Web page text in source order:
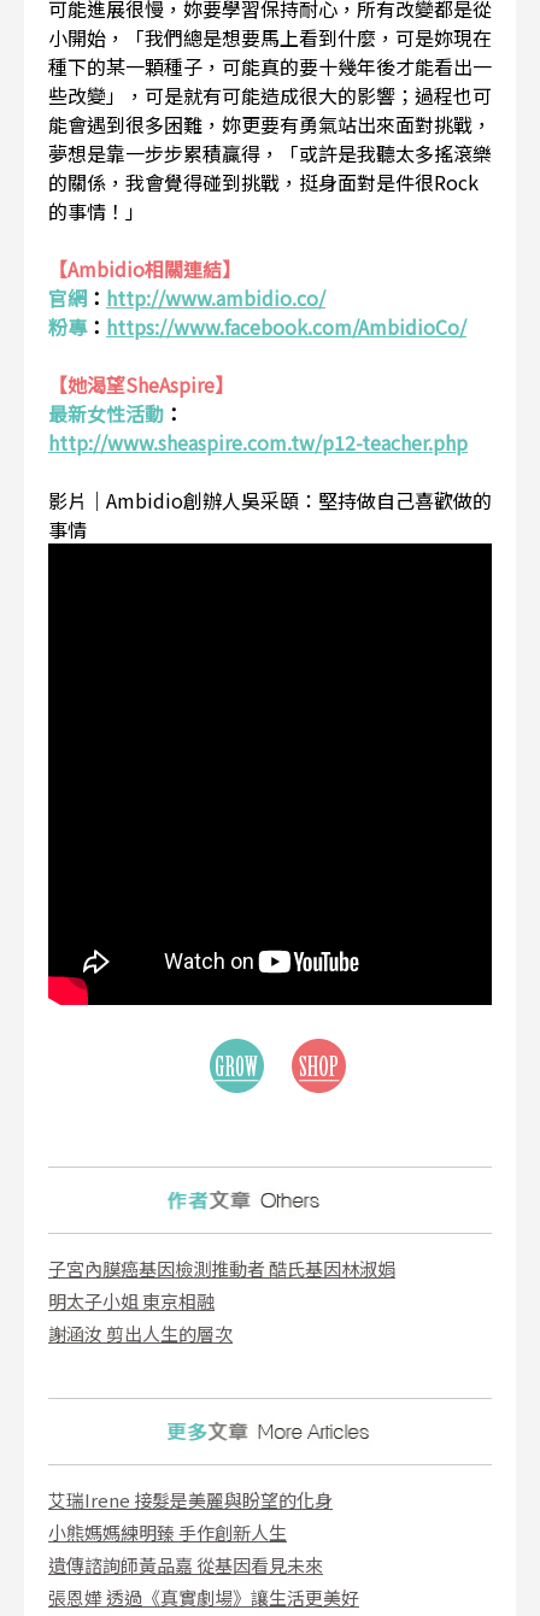
可能進展很慢，妳要學習保持耐心，所有改變都是從
小開始，「我們總是想要馬上看到什麼，可是妳現在
種下的某一顆種子，可能真的要十幾年後才能看出一
些改變」，可是就有可能造成很大的影響；過程也可
能會遇到很多困難，妳更要有勇氣站出來面對挑戰，
夢想是靠一步步累積贏得，「或許是我聽太多搖滾樂
的關係，我會覺得碰到挑戰，挺身面對是件很Rock
的事情！」
【Ambidio相關連結】
官網 ： http://www.ambidio.co/
粉專： https://www.facebook.com/AmbidioCo/
【她渴望SheAspire】
最新女性活動 ：
http://www.sheaspire.com.tw/p12-teacher.php
影片｜Ambidio創辦人吳采頤：堅持做自己喜歡做的
事情
子宮內膜癌基因檢測推動者 酷氏基因林淑娟
明太子小姐 東京相融
謝涵汝 剪出人生的層次
艾瑞Irene 接髮是美麗與盼望的化身
小熊媽媽練明臻 手作創新人生
遺傳諮詢師黃品嘉 從基因看見未來
張恩嬅 透過《真實劇場》讓生活更美好